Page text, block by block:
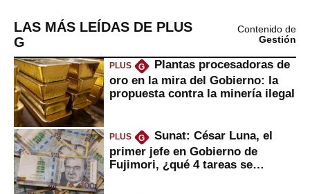
LAS MÁS LEÍDAS DE PLUS
G
Contenido de
Gestión
PLUS G
Plantas procesadoras de
oro en la mira del Gobierno: la
propuesta contra la minería ilegal
PLUS G
Sunat: César Luna, el
primer jefe en Gobierno de
Fujimori, ¿qué 4 tareas se